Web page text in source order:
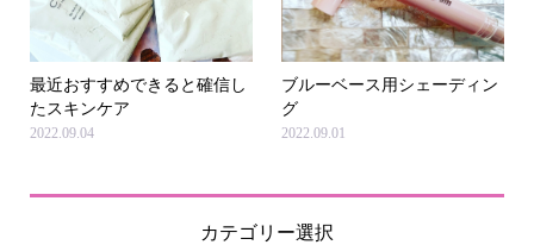
最近おすすめできると確信し
たスキンケア
2022.09.04
ブルーベース用シェーディン
グ
2022.09.01
カテゴリー選択